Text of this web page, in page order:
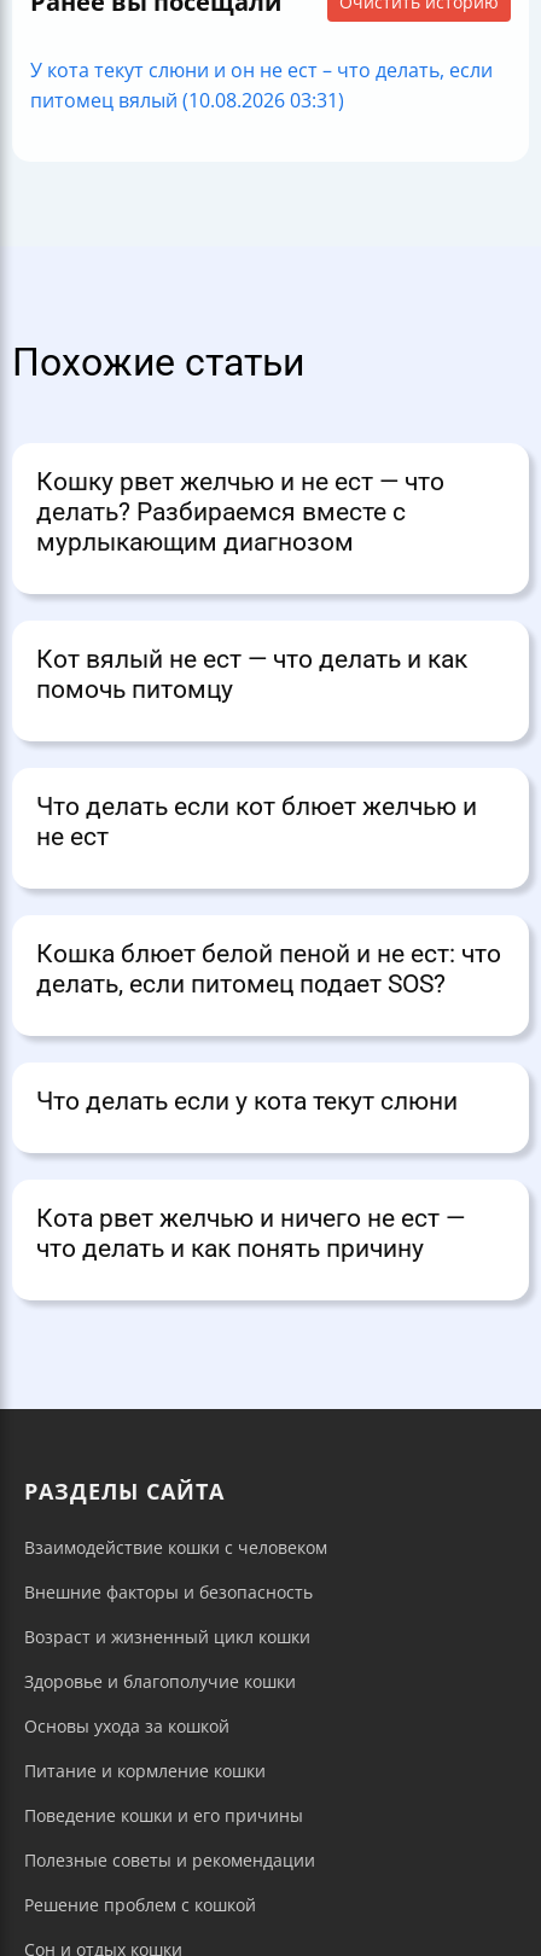
У кота текут слюни и он не ест – что делать, если
питомец вялый (10.08.2026 03:31)
Похожие статьи
Кошку рвет желчью и не ест — что
делать? Разбираемся вместе с
мурлыкающим диагнозом
Кот вялый не ест — что делать и как
помочь питомцу
Что делать если кот блюет желчью и
не ест
Кошка блюет белой пеной и не ест: что
делать, если питомец подает SOS?
Что делать если у кота текут слюни
Кота рвет желчью и ничего не ест —
что делать и как понять причину
РАЗДЕЛЫ САЙТА
Взаимодействие кошки с человеком
Внешние факторы и безопасность
Возраст и жизненный цикл кошки
Здоровье и благополучие кошки
Основы ухода за кошкой
Питание и кормление кошки
Поведение кошки и его причины
Полезные советы и рекомендации
Решение проблем с кошкой
Сон и отдых кошки